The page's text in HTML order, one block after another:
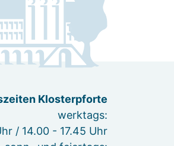
Klosterpforte
werktags:
/ 14.00 - 17.45 Uhr